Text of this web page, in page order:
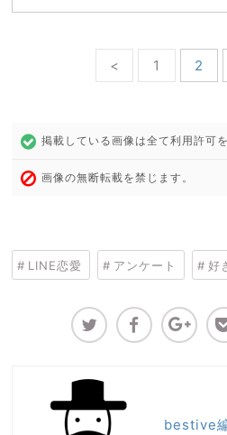
< 1 2
掲載している画像は全て利用許可
画像の無断転載を禁じます。
LINE恋愛 アンケート 好
bestive